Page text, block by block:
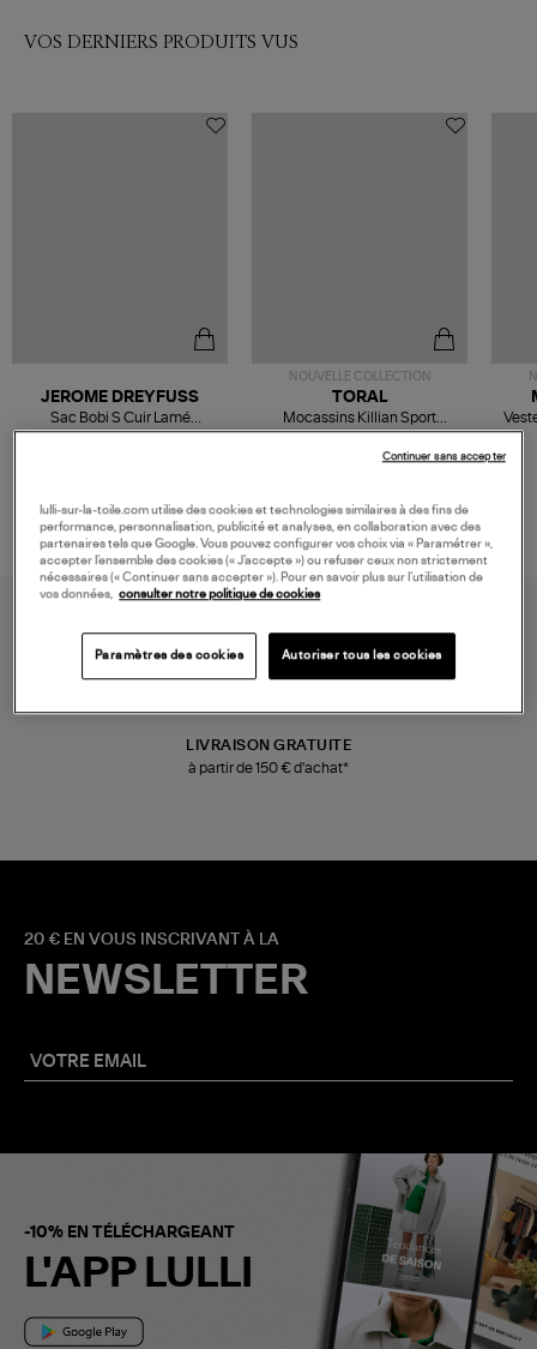
VOS DERNIERS PRODUITS VUS
JEROME DREYFUSS
Sac Bobi S Cuir Lamé
Champagne
NOUVELLE COLLECTION
TORAL
Mocassins Killian Sport
Mousse
LIVRAISON GRATUITE
à partir de 150 € d'achat*
20 € EN VOUS INSCRIVANT À LA
NEWSLETTER
-10% EN TÉLÉCHARGEANT
L'APP LULLI
lulli-sur-la-toile.com utilise des cookies et technologies similaires à des fins de
performance, personnalisation, publicité et analyses, en collaboration avec des
partenaires tels que Google. Vous pouvez configurer vos choix via « Paramétrer »,
accepter l’ensemble des cookies (« J’accepte ») ou refuser ceux non strictement
nécessaires (« Continuer sans accepter »). Pour en savoir plus sur l’utilisation de
vos données, consulter notre politique de cookies
Paramètres des cookies Autoriser tous les cookies
Continuer sans accepter